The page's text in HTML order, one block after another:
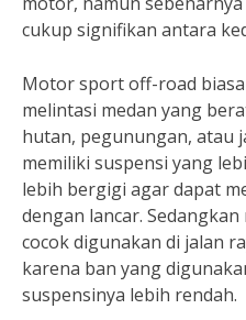
cukup signifikan antara
Motor sport off-road
melintasi medan yang
hutan, pegunungan, atau
memiliki suspensi yang
lebih bergigi agar dapat
dengan lancar.
cocok digunakan di jalan
karena ban yang
suspensinya lebih rendah.